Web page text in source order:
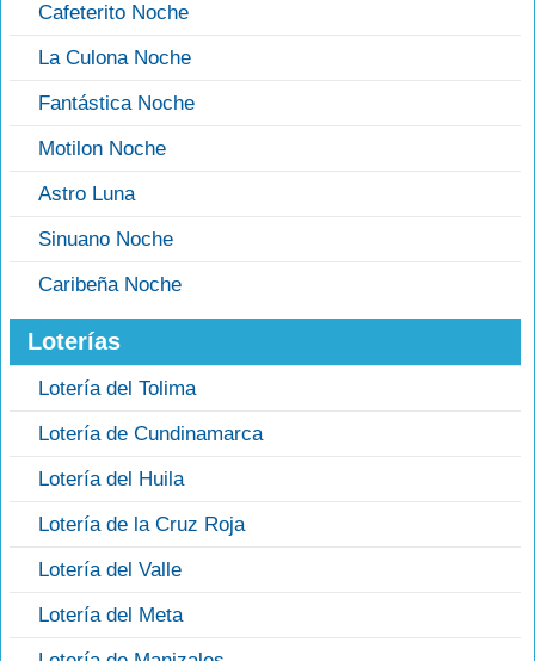
Cafeterito Noche
La Culona Noche
Fantástica Noche
Motilon Noche
Astro Luna
Sinuano Noche
Caribeña Noche
Loterías
Lotería del Tolima
Lotería de Cundinamarca
Lotería del Huila
Lotería de la Cruz Roja
Lotería del Valle
Lotería del Meta